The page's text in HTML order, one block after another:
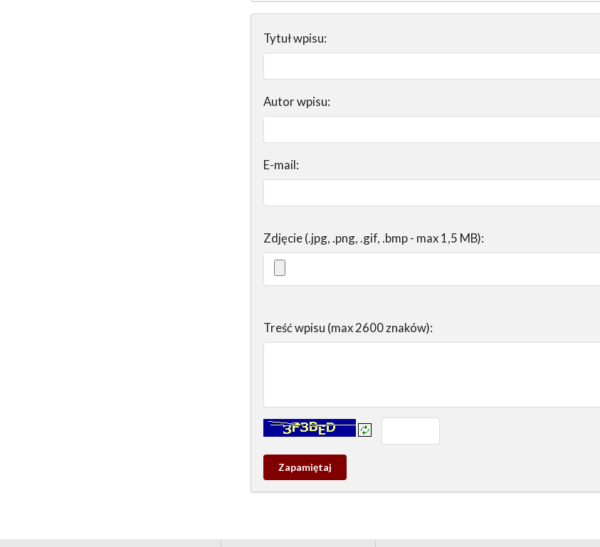
Tytuł wpisu:
Autor wpisu:
E-mail:
Zdjęcie (.jpg, .png, .gif, .bmp - max 1,5 MB):
Treść wpisu (max 2600 znaków):
Kontrola - wprowadź tekst z obrazka:
Zapamietaj
wpis